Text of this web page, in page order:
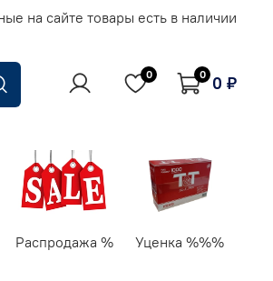
на сайте товары есть в наличии
0 0 0 ₽
Распродажа % Уценка %%%